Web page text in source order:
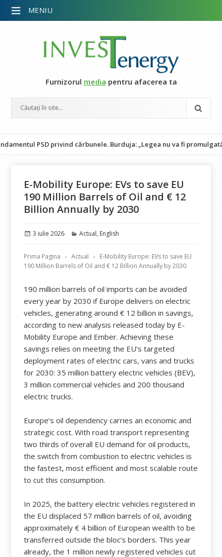
Furnizorul media pentru afacerea ta
PSD privind cărbunele. Burduja: „Legea nu va fi promulgată și
E-Mobility Europe: EVs to save EU
190 Million Barrels of Oil and € 12
Billion Annually by 2030
Publicat
3 iulie 2026 Categorii
Actual, English
Prima Pagina Actual
E-Mobility Europe: EVs to save EU
190 Million Barrels of Oil and € 12 Billion Annually by 2030
190 million barrels of oil imports can be avoided
every year by 2030 if Europe delivers on electric
vehicles, generating around € 12 billion in savings,
according to new analysis released today by E-
Mobility Europe and Ember. Achieving these
savings relies on meeting the EU’s targeted
deployment rates of electric cars, vans and trucks
for 2030: 35 million battery electric vehicles (BEV),
3 million commercial vehicles and 200 thousand
electric trucks.
Europe’s oil dependency carries an economic and
strategic cost. With road transport representing
two thirds of overall EU demand for oil products,
the switch from combustion to electric vehicles is
the fastest, most efficient and most scalable route
to cut this consumption.
In 2025, the battery electric vehicles registered in
the EU displaced 57 million barrels of oil, avoiding
approximately € 4 billion of European wealth to be
transferred outside the bloc’s borders. This year
already, the 1 million newly registered vehicles cut
MENIU